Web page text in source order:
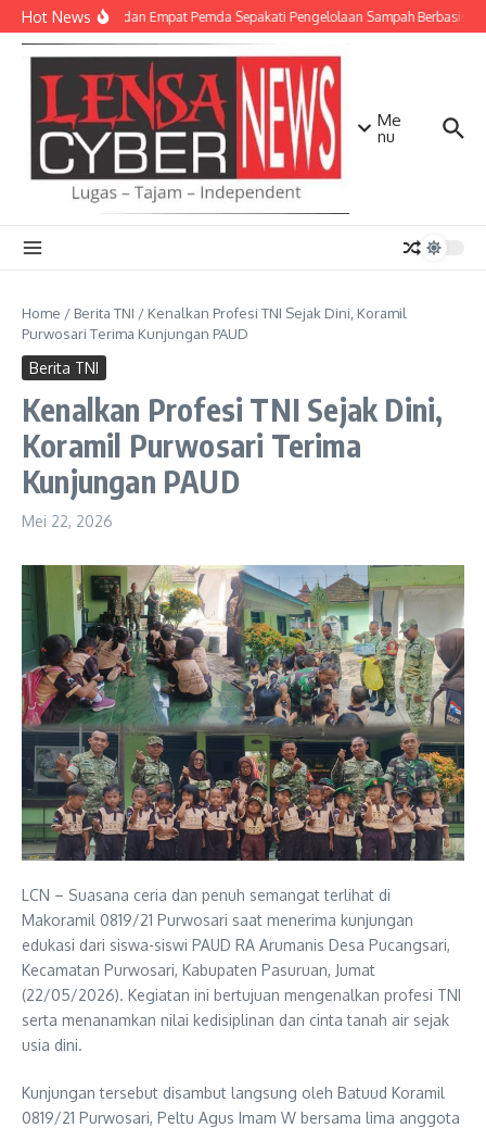
Lewati ke konten
Hot NewsTNI AD dan Empat Pemda Sepakati Pengelolaan Sampah Berbasis
Me
nu
Home / Berita TNI / Kenalkan Profesi TNI Sejak Dini, Koramil
Purwosari Terima Kunjungan PAUD
Berita TNI
Kenalkan Profesi TNI Sejak Dini,
Koramil Purwosari Terima
Kunjungan PAUD
Mei 22, 2026
LCN – Suasana ceria dan penuh semangat terlihat di
Makoramil 0819/21 Purwosari saat menerima kunjungan
edukasi dari siswa-siswi PAUD RA Arumanis Desa Pucangsari,
Kecamatan Purwosari, Kabupaten Pasuruan, Jumat
(22/05/2026). Kegiatan ini bertujuan mengenalkan profesi TNI
serta menanamkan nilai kedisiplinan dan cinta tanah air sejak
usia dini.
Kunjungan tersebut disambut langsung oleh Batuud Koramil
0819/21 Purwosari, Peltu Agus Imam W bersama lima anggota